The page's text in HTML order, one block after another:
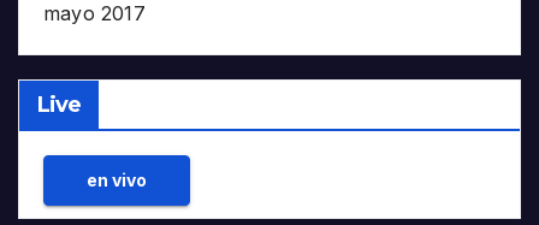
mayo 2017
Live
en vivo